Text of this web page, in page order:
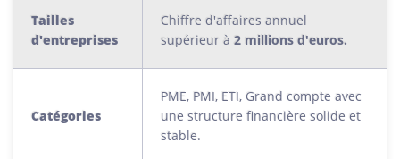
Tailles
d'entreprises
Chiffre d'affaires annuel
supérieur à 2 millions d'euros.
Catégories
PME, PMI, ETI, Grand compte avec
une structure financière solide et
stable.